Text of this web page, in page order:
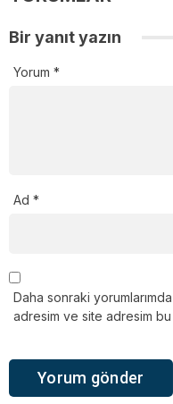
Bir yanıt yazın
Yorum *
Ad *
Daha sonraki
adresim ve site adresim bu